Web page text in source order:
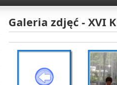
Galeria zdjęć - XVI